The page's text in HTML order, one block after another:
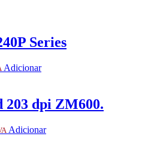
Series
Adicionar
dpi ZM600.
Adicionar